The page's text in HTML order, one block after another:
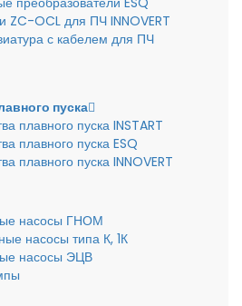
ZC-OCL для ПЧ INNOVERT
с кабелем для ПЧ
пуска
плавного пуска INSTART
плавного пуска ESQ
плавного пуска INNOVERT
насосы ГНОМ
насосы типа К, 1К
насосы ЭЦВ